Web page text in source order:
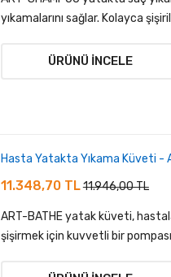
yıkamalarını sağlar. Kolayca
ÜRÜNÜ İNCELE
Hasta Yatakta Yıkama Küveti -
11.348,70 TL11.946,00 TL
ART-BATHE yatak küveti,
şişirmek için kuvvetli bir